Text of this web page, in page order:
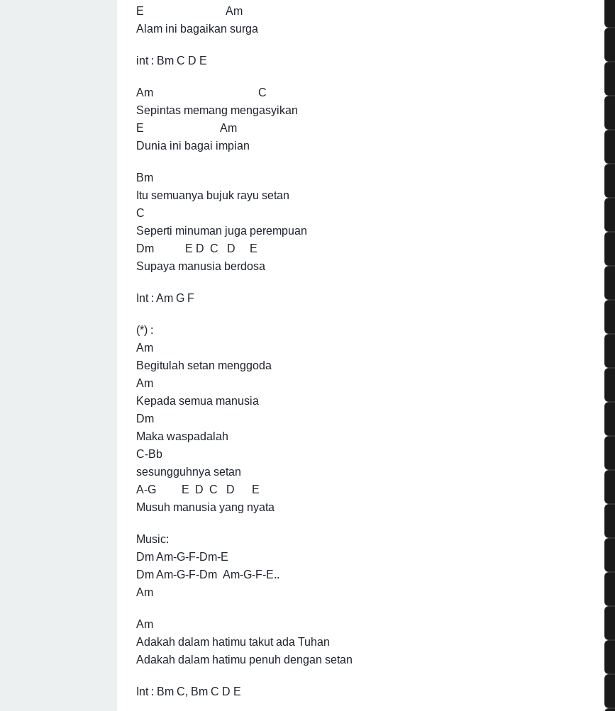
E Am
Alam ini bagaikan surga
int : Bm C D E
Am C
Sepintas memang mengasyikan
E Am
Dunia ini bagai impian
Bm
Itu semuanya bujuk rayu setan
C
Seperti minuman juga perempuan
Dm E D C D E
Supaya manusia berdosa
Int : Am G F
(*) :
Am
Begitulah setan menggoda
Am
Kepada semua manusia
Dm
Maka waspadalah
C-Bb
sesungguhnya setan
A-G E D C D E
Musuh manusia yang nyata
Music:
Dm Am-G-F-Dm-E
Dm Am-G-F-Dm Am-G-F-E..
Am
Am
Adakah dalam hatimu takut ada Tuhan
Adakah dalam hatimu penuh dengan setan
Int : Bm C, Bm C D E